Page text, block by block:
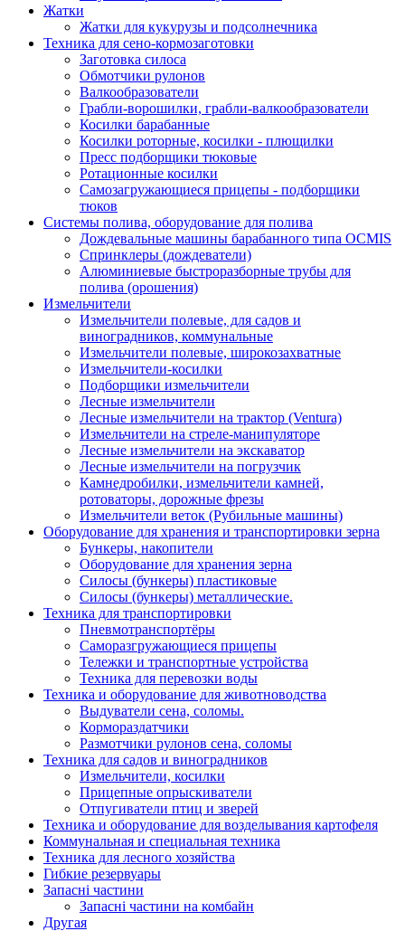
Жатки
Жатки для кукурузы и подсолнечника
Техника для сено-кормозаготовки
Заготовка силоса
Обмотчики рулонов
Валкообразователи
Грабли-ворошилки, грабли-валкообразователи
Косилки барабанные
Косилки роторные, косилки - плющилки
Пресс подборщики тюковые
Ротационные косилки
Самозагружающиеся прицепы - подборщики
тюков
Системы полива, оборудование для полива
Дождевальные машины барабанного типа OCMIS
Спринклеры (дождеватели)
Алюминиевые быстроразборные трубы для
полива (орошения)
Измельчители
Измельчители полевые, для садов и
виноградников, коммунальные
Измельчители полевые, широкозахватные
Измельчители-косилки
Подборщики измельчители
Лесные измельчители
Лесные измельчители на трактор (Ventura)
Измельчители на стреле-манипуляторе
Лесные измельчители на экскаватор
Лесные измельчители на погрузчик
Камнедробилки, измельчители камней,
ротоваторы, дорожные фрезы
Измельчители веток (Рубильные машины)
Оборудование для хранения и транспортировки зерна
Бункеры, накопители
Оборудование для хранения зерна
Силосы (бункеры) пластиковые
Силосы (бункеры) металлические.
Техника для транспортировки
Пневмотранспортёры
Саморазгружающиеся прицепы
Тележки и транспортные устройства
Техника для перевозки воды
Техника и оборудование для животноводства
Выдуватели сена, соломы.
Кормораздатчики
Размотчики рулонов сена, соломы
Техника для садов и виноградников
Измельчители, косилки
Прицепные опрыскиватели
Отпугиватели птиц и зверей
Техника и оборудование для возделывания картофеля
Коммунальная и специальная техника
Техника для лесного хозяйства
Гибкие резервуары
Запасні частини
Запасні частини на комбайн
Другая